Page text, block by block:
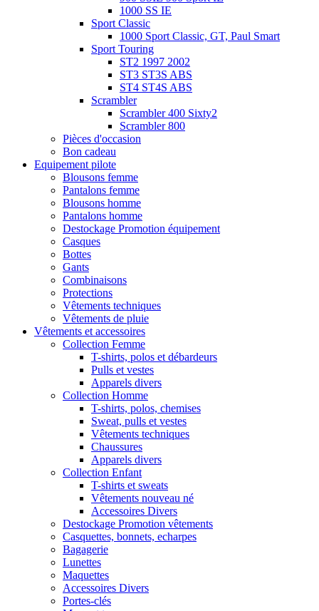
1000 SS IE
Sport Classic
1000 Sport Classic, GT, Paul Smart
Sport Touring
ST2 1997 2002
ST3 ST3S ABS
ST4 ST4S ABS
Scrambler
Scrambler 400 Sixty2
Scrambler 800
Pièces d'occasion
Bon cadeau
Equipement pilote
Blousons femme
Pantalons femme
Blousons homme
Pantalons homme
Destockage Promotion équipement
Casques
Bottes
Gants
Combinaisons
Protections
Vêtements techniques
Vêtements de pluie
Vêtements et accessoires
Collection Femme
T-shirts, polos et débardeurs
Pulls et vestes
Apparels divers
Collection Homme
T-shirts, polos, chemises
Sweat, pulls et vestes
Vêtements techniques
Chaussures
Apparels divers
Collection Enfant
T-shirts et sweats
Vêtements nouveau né
Accessoires Divers
Destockage Promotion vêtements
Casquettes, bonnets, echarpes
Bagagerie
Lunettes
Maquettes
Accessoires Divers
Portes-clés